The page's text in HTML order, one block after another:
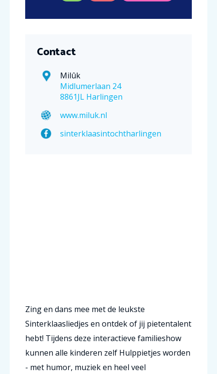
Contact
Milûk
Midlumerlaan 24
8861JL Harlingen
www.miluk.nl
sinterklaasintochtharlingen
Zing en dans mee met de leukste
Sinterklaasliedjes en ontdek of jij pietentalent
hebt! Tijdens deze interactieve familieshow
kunnen alle kinderen zelf Hulppietjes worden
- met humor, muziek en heel veel